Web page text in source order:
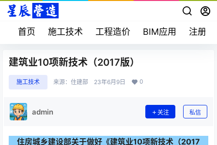
首页 施工技术 工程造价 BIM应用 注册考
建筑业10项新技术（2017版）
施工技术 来源： 住建部 23年6月9日 0
admin 关注 私信
住房城乡建设部关于做好《建筑业10项新技术（2017